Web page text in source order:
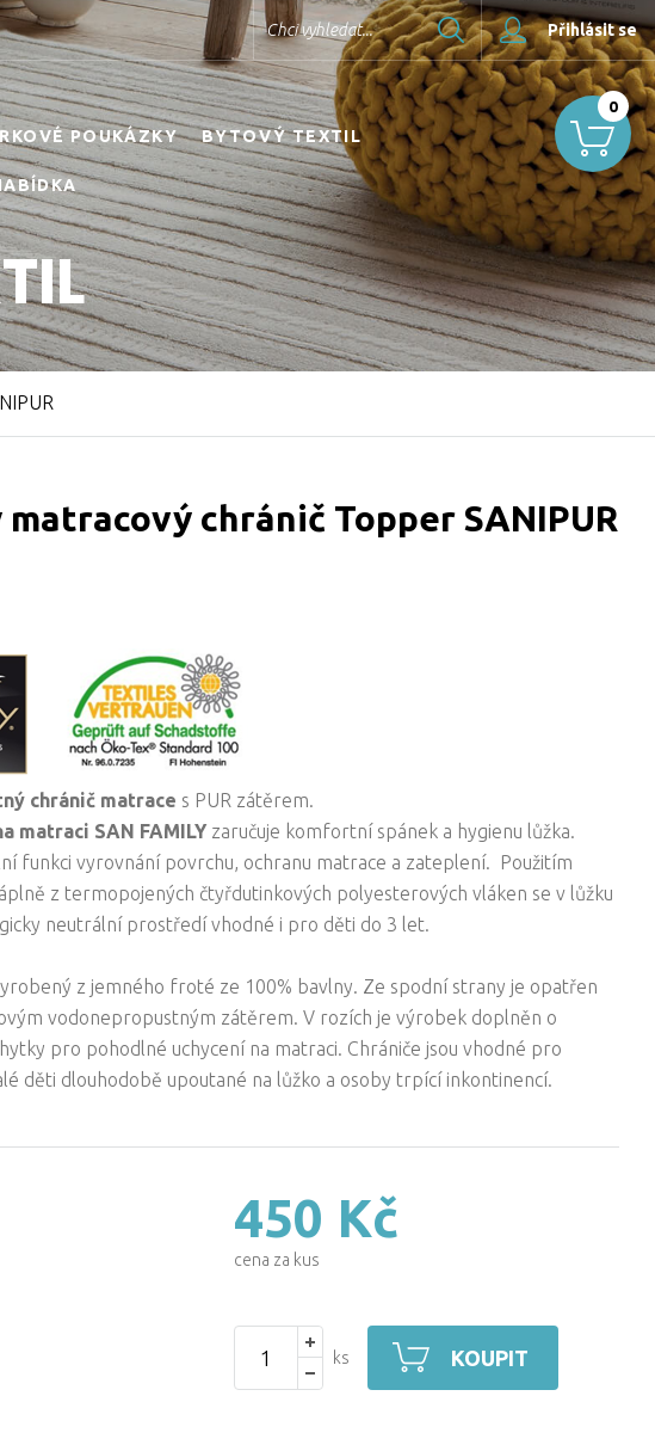
Přihlásit se
Chci vyhledat... Hledat
POUKÁZKY BYTOVÝ TEXTIL
0
matracový chránič Topper SANIPUR
chránič matrace s PUR zátěrem.
matraci SAN FAMILY zaručuje komfortní spánek a hygienu lůžka.
funkci vyrovnání povrchu, ochranu matrace a zateplení. Použitím
z termopojených čtyřdutinkových polyesterových vláken se v lůžku
neutrální prostředí vhodné i pro děti do 3 let.
z jemného froté ze 100% bavlny. Ze spodní strany je opatřen
vodonepropustným zátěrem. V rozích je výrobek doplněn o
pro pohodlné uchycení na matraci. Chrániče jsou vhodné pro
děti dlouhodobě upoutané na lůžko a osoby trpící inkontinencí.
450 Kč
cena za kus
ks KOUPIT